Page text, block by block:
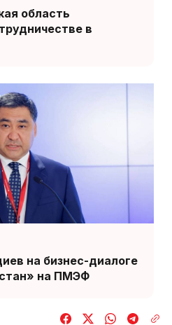
область
в
на бизнес-диалоге
на ПМЭФ